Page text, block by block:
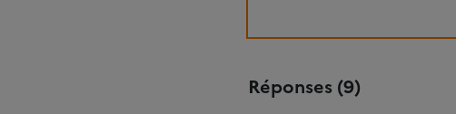
Réponses (9)